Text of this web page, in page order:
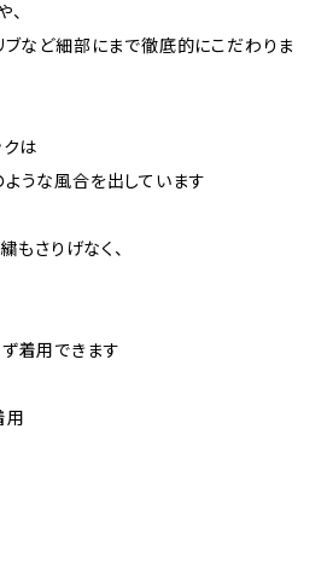
ブなど細部にまで徹底的にこだわりま
クは
うな風合を出しています
もさりげなく、
着用できます
用